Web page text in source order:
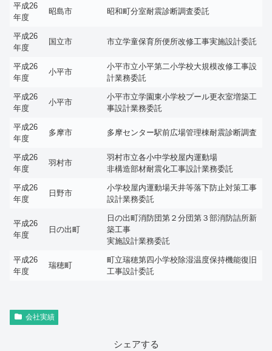
平成26
年度
昭島市 昭和町分室耐震診断調査委託
平成26
年度
国立市 市立学童保育所便所改修工事実施設計委託
平成26
年度
小平市
小平市立小平第二小学校大規模改修工事設
計業務委託
平成26
年度
小平市
小平市立学園東小学校プール更衣室増築工
事設計業務委託
平成26
年度
多摩市 多摩センター駅前広場管理棟耐震診断調査
平成26
年度
羽村市
羽村市立各小中学校屋内運動場
非構造部材耐震化工事設計業務委託
平成26
年度
日野市
小学校屋内運動場天井等落下防止対策工事
設計業務委託
平成26
年度
日の出町
日の出町消防団第２分団第３部消防詰所新
築工事
実施設計業務委託
平成26
年度
瑞穂町
町立瑞穂第四小学校除湿温度保持機能復旧
工事設計委託
会社実績
シェアする